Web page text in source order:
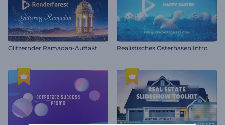
Glitzernder Ramadan-Auftakt Realistisches Osterhasen Intro